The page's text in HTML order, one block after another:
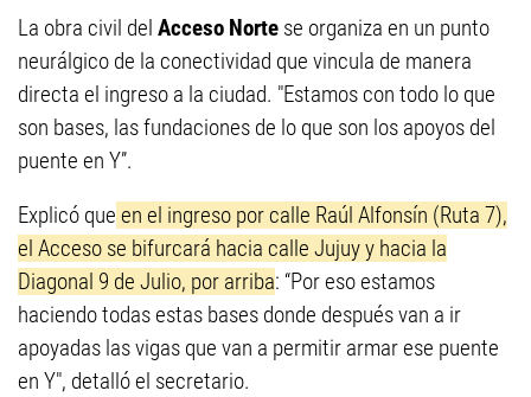
La obra civil del Acceso Norte se organiza en un punto
neurálgico de la conectividad que vincula de manera
directa el ingreso a la ciudad. "Estamos con todo lo que
son bases, las fundaciones de lo que son los apoyos del
puente en Y”.
Explicó que en el ingreso por calle Raúl Alfonsín (Ruta 7),
el Acceso se bifurcará hacia calle Jujuy y hacia la
Diagonal 9 de Julio, por arriba: “Por eso estamos
haciendo todas estas bases donde después van a ir
apoyadas las vigas que van a permitir armar ese puente
en Y", detalló el secretario.